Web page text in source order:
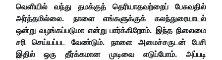
வெளியில் வந்து தமக்குத் தெரியாதவற்றைப் பேசுவதில்
அர்த்தமில்லை. நாளை எங்களுக்குக் கலந்துரையாடல்
ஒன்று வழங்கப்படுமா என்று பார்க்கிறோம். இந்த நிலைமை
சரி செய்யப்பட வேண்டும். நாளை அமைச்சருடன் பேசி
இதில் ஒரு தீர்க்கமான முடிவை எடுப்போம். அப்படி